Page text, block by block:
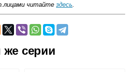
читайте здесь.
же серии